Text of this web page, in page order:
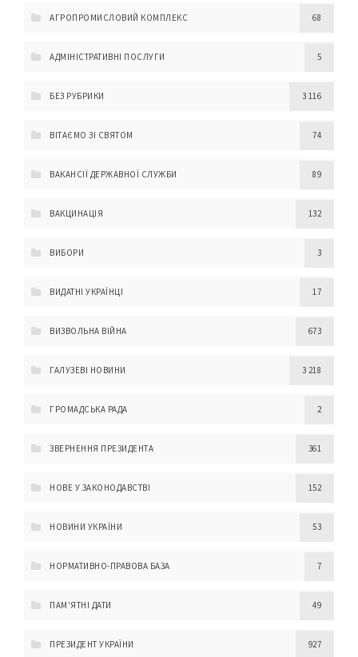
АГРОПРОМИСЛОВИЙ КОМПЛЕКС 68
АДМІНІСТРАТИВНІ ПОСЛУГИ 5
БЕЗ РУБРИКИ 3 116
ВІТАЄМО ЗІ СВЯТОМ 74
ВАКАНСІЇ ДЕРЖАВНОЇ СЛУЖБИ 89
ВАКЦИНАЦІЯ 132
ВИБОРИ 3
ВИДАТНІ УКРАЇНЦІ 17
ВИЗВОЛЬНА ВІЙНА 673
ГАЛУЗЕВІ НОВИНИ 3 218
ГРОМАДСЬКА РАДА 2
ЗВЕРНЕННЯ ПРЕЗИДЕНТА 361
НОВЕ У ЗАКОНОДАВСТВІ 152
НОВИНИ УКРАЇНИ 53
НОРМАТИВНО-ПРАВОВА БАЗА 7
ПАМ'ЯТНІ ДАТИ 49
ПРЕЗИДЕНТ УКРАЇНИ 927